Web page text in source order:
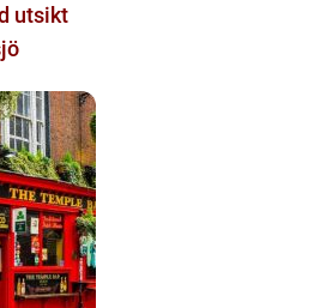
utsikt